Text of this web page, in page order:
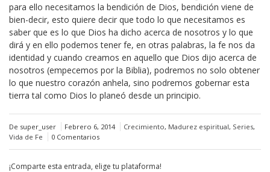
para ello necesitamos la bendición de Dios, bendición viene de
bien-decir, esto quiere decir que todo lo que necesitamos es
saber que es lo que Dios ha dicho acerca de nosotros y lo que
dirá y en ello podemos tener fe, en otras palabras, la fe nos da
identidad y cuando creamos en aquello que Dios dijo acerca de
nosotros (empecemos por la Biblia), podremos no solo obtener
lo que nuestro corazón anhela, sino podremos gobernar esta
tierra tal como Dios lo planeó desde un principio.
De super_user Febrero 6, 2014 Crecimiento, Madurez espiritual, Series,
Vida de Fe
0 Comentarios
¡Comparte esta entrada, elige tu plataforma!